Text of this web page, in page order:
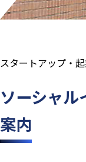
スタートアップ・
ソーシャ
案内